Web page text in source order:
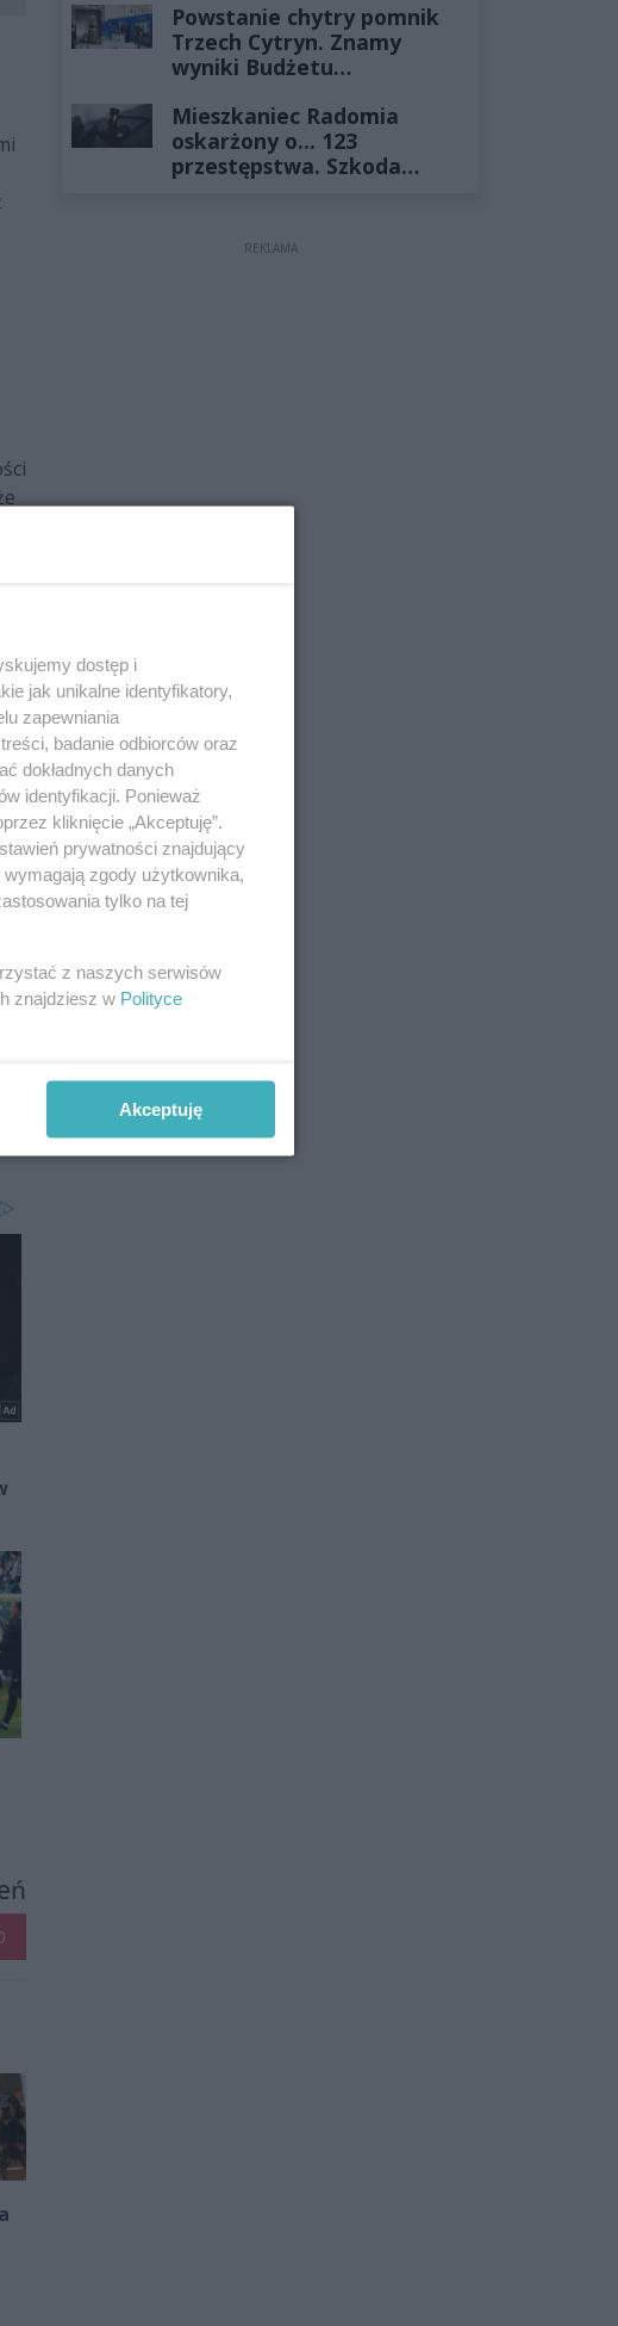
Powstanie chytry pomnik
Trzech Cytryn. Znamy
wyniki Budżetu
Mieszkaniec Radomia
oskarżony o... 123
przestępstwa. Szkoda
REKLAMA
dostęp i
jak unikalne identyfikatory,
zapewniania
badanie odbiorców oraz
dokładnych danych
identyfikacji. Ponieważ
kliknięcie „Akceptuję”.
prywatności znajdujący
zgody użytkownika,
tylko na tej
z naszych serwisów
znajdziesz w Polityce
Akceptuję